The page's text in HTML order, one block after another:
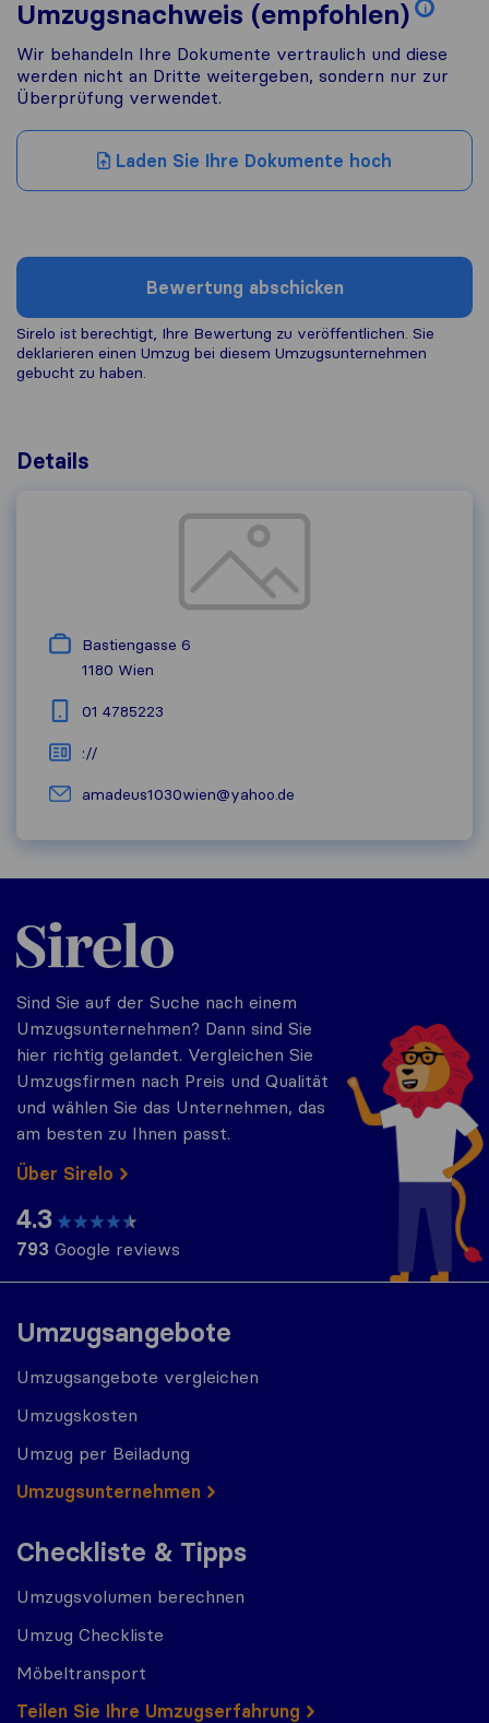
Umzugsnachweis (empfohlen) i
Wir behandeln Ihre Dokumente vertraulich und diese
werden nicht an Dritte weitergeben, sondern nur zur
Überprüfung verwendet.
Laden Sie Ihre Dokumente hoch
Bewertung abschicken
Sirelo ist berechtigt, Ihre Bewertung zu veröffentlichen. Sie
deklarieren einen Umzug bei diesem Umzugs​unternehmen
gebucht zu haben.
Details
Bastiengasse 6
1180 Wien
01 4785223
://
amadeus1030wien@yahoo.de
Umzugsangebote
Umzugsangebote vergleichen
Umzugskosten
Umzug per Beiladung
Umzugs​​unternehmen
Checkliste & Tipps
Umzugsvolumen berechnen
Umzug Checkliste
Möbeltransport
Teilen Sie Ihre Umzugserfahrung
Sirelo.at
Sind Sie auf der Suche nach einem
Umzugsunternehmen? Dann sind Sie
hier richtig gelandet. Vergleichen Sie
Umzugsfirmen nach Preis und Qualität
und wählen Sie das Unternehmen, das
am besten zu Ihnen passt.
Über Sirelo
4.3
793 Google reviews